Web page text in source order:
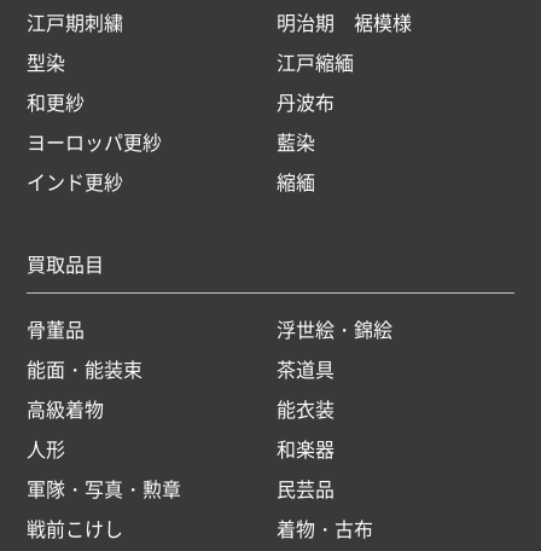
江戸期刺繍
明治期 裾模様
型染
江戸縮緬
和更紗
丹波布
ヨーロッパ更紗
藍染
インド更紗
縮緬
買取品目
骨董品
浮世絵・錦絵
能面・能装束
茶道具
高級着物
能衣装
人形
和楽器
軍隊・写真・勲章
民芸品
戦前こけし
着物・古布